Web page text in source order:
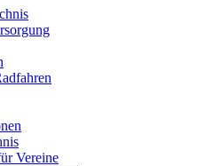
Vereine